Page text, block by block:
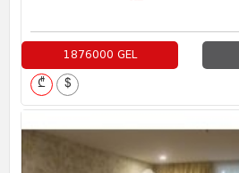
1876000 GEL
₾ $